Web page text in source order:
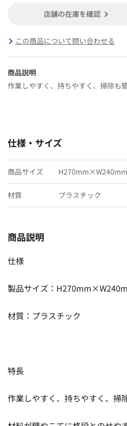
店舗の在庫を確認
この商品について問い合わせる
商品説明
作業しやすく、持ちやすく、掃除も簡
仕様・サイズ
商品サイズ
材質 プラスチック
商品説明
仕様
製品サイズ：
材質：プラスチック
特長
作業しやすく、持ちやすく、掃